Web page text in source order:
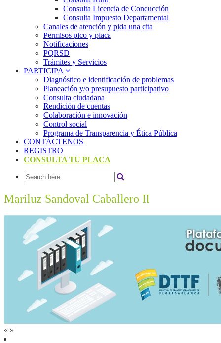
Consulta Licencia de Conducción
Consulta Impuesto Departamental
Canales de atención y pida una cita
Permisos pico y placa
Notificaciones
PQRSD
Trámites y Servicios
PARTICIPA
Diagnóstico e identificación de problemas
Planeación y/o presupuesto participativo​
Consulta ciudadana
Rendición de cuentas
Colaboración e innovación
Control social
Programa de Transparencia y Ética Pública
CONTÁCTENOS
REGISTRO
CONSULTA TU PLACA
Mariluz Sandoval Caballero II
« »